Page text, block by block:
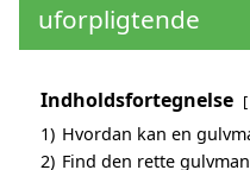
uforpligtende
Indholdsfortegnelse
1) Hvordan kan en
2) Find den rette